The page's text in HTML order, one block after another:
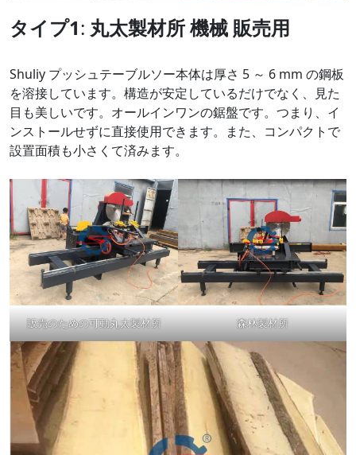
タイプ1: 丸太製材所機械 販売用
Shuliy プッシュテーブルソー本体は厚さ 5 ～ 6 mm の鋼板
を溶接しています。構造が安定しているだけでなく、見た
目も美しいです。オールインワンの鋸盤です。つまり、イ
ンストールせずに直接使用できます。また、コンパクトで
設置面積も小さくて済みます。
販売のための可動丸太製材所 森林製材所